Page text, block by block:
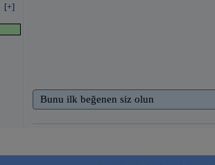
[+]
Bunu ilk beğenen siz olun